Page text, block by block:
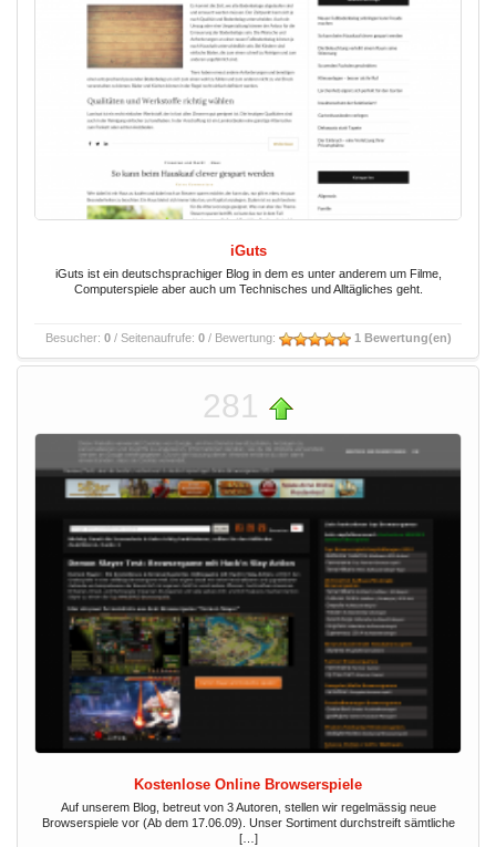
iGuts
iGuts ist ein deutschsprachiger Blog in dem es unter anderem um Filme,
Computerspiele aber auch um Technisches und Alltägliches geht.
Besucher: 0/ Seitenaufrufe: 0/ Bewertung: 1 Bewertung(en)
281
Kostenlose Online Browserspiele
Auf unserem Blog, betreut von 3 Autoren, stellen wir regelmässig neue
Browserspiele vor (Ab dem 17.06.09). Unser Sortiment durchstreift sämtliche
[…]